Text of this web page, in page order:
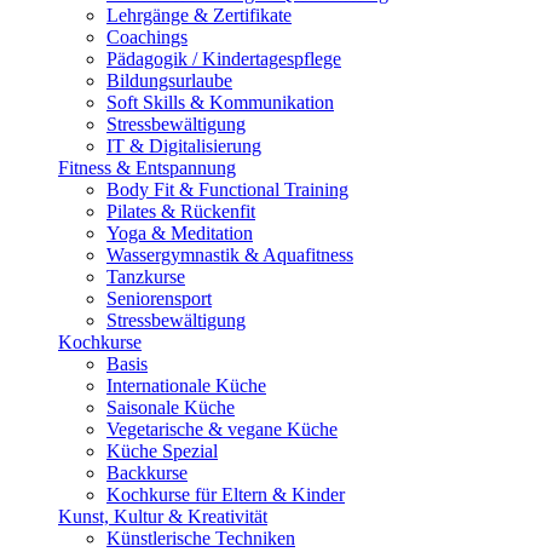
Lehrgänge & Zertifikate
Coachings
Pädagogik / Kindertagespflege
Bildungsurlaube
Soft Skills & Kommunikation
Stressbewältigung
IT & Digitalisierung
Fitness & Entspannung
Body Fit & Functional Training
Pilates & Rückenfit
Yoga & Meditation
Wassergymnastik & Aquafitness
Tanzkurse
Seniorensport
Stressbewältigung
Kochkurse
Basis
Internationale Küche
Saisonale Küche
Vegetarische & vegane Küche
Küche Spezial
Backkurse
Kochkurse für Eltern & Kinder
Kunst, Kultur & Kreativität
Künstlerische Techniken